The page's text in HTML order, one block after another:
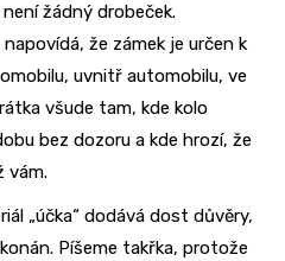
žádný drobeček.
že zámek je určen k
uvnitř automobilu, ve
všude tam, kde kolo
bez dozoru a kde hrozí, že
vám.
„účka“ dodává dost důvěry,
Píšeme takřka, protože